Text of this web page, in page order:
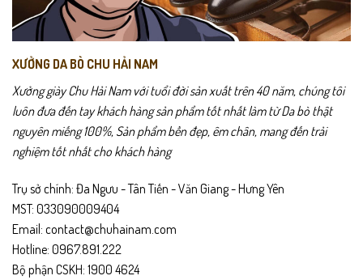
XƯỞNG DA BÒ CHU HẢI NAM
Xưởng giày Chu Hải Nam với tuổi đời sản xuất trên 40 năm, chúng tôi
luôn đưa đến tay khách hàng sản phẩm tốt nhất làm từ Da bò thật
nguyên miếng 100%, Sản phẩm bền đẹp, êm chân, mang đến trải
nghiệm tốt nhất cho khách hàng
Trụ sở chính: Đa Ngưu - Tân Tiến - Văn Giang - Hưng Yên
MST: 033090009404
Email: contact@chuhainam.com
Hotline: 0967.891.222
Bộ phận CSKH: 1900 4624